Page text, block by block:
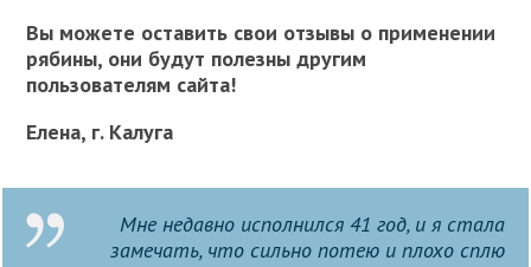
Вы можете оставить свои отзывы о применении
рябины, они будут полезны другим
пользователям сайта!
Елена, г. Калуга
Мне недавно исполнился 41 год, и я стала
замечать, что сильно потею и плохо сплю